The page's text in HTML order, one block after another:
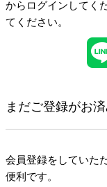
からログインしてく
てください。
まだご登録がお
会員登録をしていた
便利です。